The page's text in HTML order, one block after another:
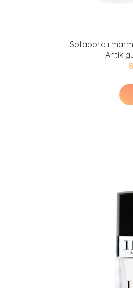
Sofabord i
Antik